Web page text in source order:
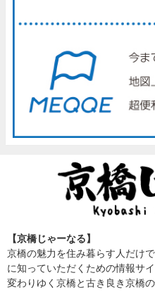
【京橋じゃーなる】
京橋の魅力を住み暮らす人だけ
に知っていただくための情報サイ
変わりゆく京橋と古き良き京橋